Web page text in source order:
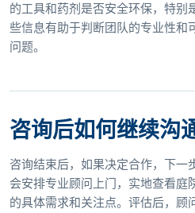
的工具和药剂是否安全环保，特别
些信息有助于判断团队的专业性和
问题。
咨询后如何继续沟
咨询结束后，如果决定合作，下一
会安排专业顾问上门，实地查看庭
的具体需求和关注点。评估后，顾